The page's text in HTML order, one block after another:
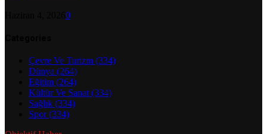
0
Çevre Ve Turizm (334)
Dünya (264)
Eğitim (264)
Kültür Ve Sanat (334)
Sağlık (334)
Spor(334)